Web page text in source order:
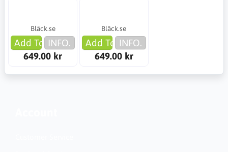
Bläck.se
Add To Cart
INFO.
649.00 kr
Bläck.se
Add To Cart
INFO.
649.00 kr